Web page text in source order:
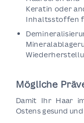
Keratin oder
Inhaltsstoffen
Mögliche
Damit Ihr Haar
Ostens gesund